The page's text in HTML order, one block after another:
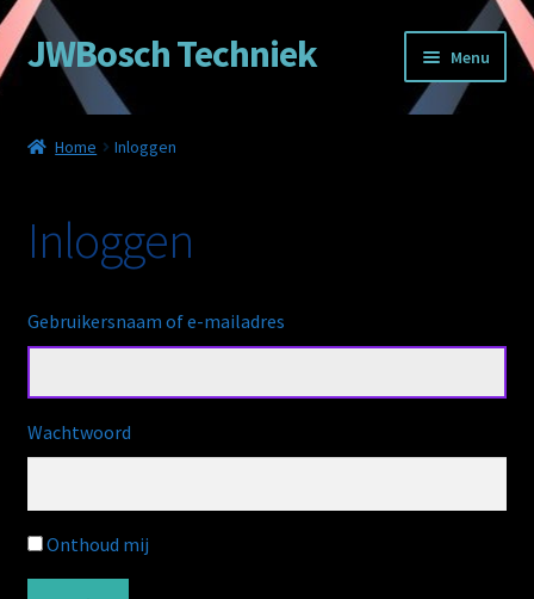
Ga
door
navigatie
Ga
naar
inhoud
JWBosch Techniek Menu
Inloggen
Uitloggen
Wachtwoord vergeten
Home Inloggen
Inloggen
Gebruikersnaam of e-mailadres
Wachtwoord
Onthoud mij